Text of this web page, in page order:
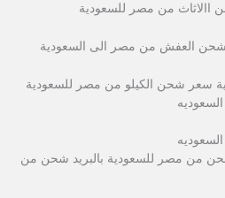
من مصر للسعودية
العفش من مصر الى السعودية
سعر شحن الكيلو من مصر للسعودية
من مصر للسعودية بالبريد شحن من